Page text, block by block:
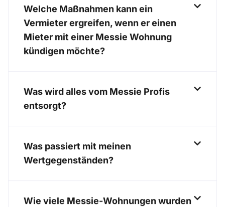
Welche Maßnahmen kann ein
Vermieter ergreifen, wenn er einen
Mieter mit einer Messie Wohnung
kündigen möchte?
Was wird alles vom Messie Profis
entsorgt?
Was passiert mit meinen
Wertgegenständen?
Wie viele Messie-Wohnungen wurden